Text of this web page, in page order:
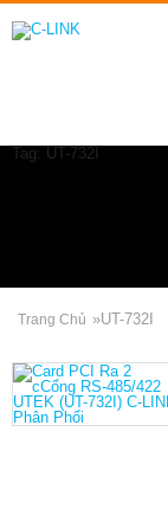
Tag: UT-732I
Trang Chủ »UT-732I